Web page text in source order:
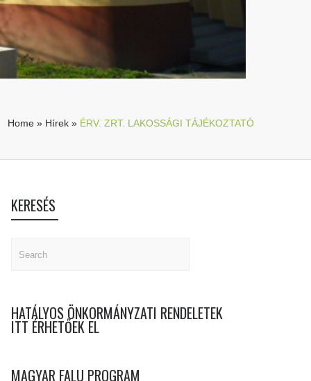
Home » Hírek » ÉRV. ZRT. LAKOSSÁGI TÁJÉKOZTATÓ
KERESÉS
HATÁLYOS ÖNKORMÁNYZATI RENDELETEK
ITT ÉRHETŐEK EL
MAGYAR FALU PROGRAM